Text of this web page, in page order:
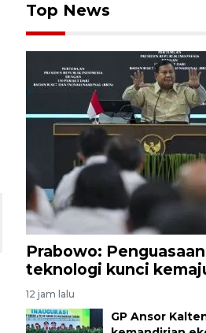
Top News
Prabowo:
teknologi kunci
12 jam lalu
GP Ansor